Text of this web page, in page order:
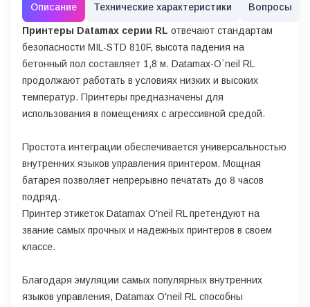
Описание Технические характеристики Вопросы
Принтеры Datamax серии RL отвечают стандартам
безопасности MIL-STD 810F, высота падения на
бетонный пол составляет 1,8 м. Datamax-O`neil RL
продолжают работать в условиях низких и высоких
температур. Принтеры предназначены для
использования в помещениях с агрессивной средой.
Простота интеграции обеспечивается универсальностью
внутренних языков управления принтером. Мощная
батарея позволяет непрерывно печатать до 8 часов
подряд.
Принтер этикеток Datamax O'neil RL претендуют на
звание самых прочных и надежных принтеров в своем
классе.
Благодаря эмуляции самых популярных внутренних
языков управления, Datamax O'neil RL способны